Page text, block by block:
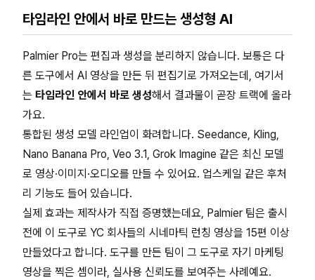
타임라인 안에서 바로 만드는 생성형 AI
Palmier Pro는 편집과 생성을 분리하지 않습니다. 보통은 다
른 도구에서 AI 영상을 만든 뒤 편집기로 가져오는데, 여기서
는 타임라인 안에서 바로 생성해서 결과물이 곧장 트랙에 올라
가요.
통합된 생성 모델 라인업이 화려합니다. Seedance, Kling,
Nano Banana Pro, Veo 3.1, Grok Imagine 같은 최신 모델
로 영상·이미지·오디오를 만들 수 있어요. 업스케일 같은 후처
리 기능도 들어 있습니다.
실제 효과는 제작사가 직접 증명했는데요, Palmier 팀은 출시
전에 이 도구로 YC 회사들의 시네마틱 런칭 영상을 15편 이상
만들었다고 합니다. 도구를 만든 팀이 그 도구로 자기 마케팅
영상을 찍은 셈이라, 실사용 신뢰도를 보여주는 사례예요.